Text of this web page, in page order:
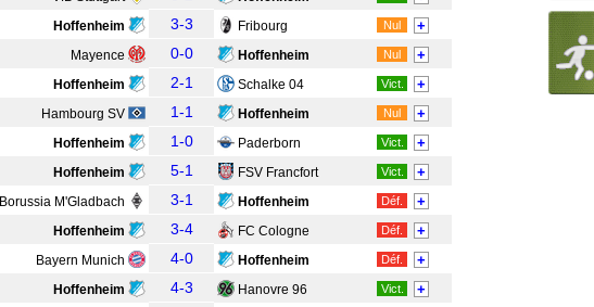
Hoffenheim 3-3 Fribourg Nul +
Mayence 0-0 Hoffenheim Nul +
Hoffenheim 2-1 Schalke 04 Vict. +
Hambourg SV 1-1 Hoffenheim Nul +
Hoffenheim 1-0 Paderborn Vict. +
Hoffenheim 5-1 FSV Francfort Vict. +
Borussia M'Gladbach 3-1 Hoffenheim Déf. +
Hoffenheim 3-4 FC Cologne Déf. +
Bayern Munich 4-0 Hoffenheim Déf. +
Hoffenheim 4-3 Hanovre 96 Vict. +